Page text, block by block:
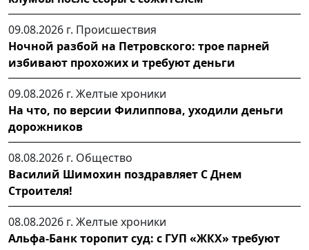
09.08.2026 г. Происшествия
Ночной разбой на Петровского: трое парней
избивают прохожих и требуют деньги
09.08.2026 г. Желтые хроники
На что, по версии Филиппова, уходили деньги
дорожников
08.08.2026 г. Общество
Василий Шимохин поздравляет С Днем
Строителя!
08.08.2026 г. Желтые хроники
Альфа-Банк торопит суд: с ГУП «ЖКХ» требуют